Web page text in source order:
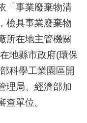
「事業廢棄物清
檢具事業廢棄物
所在地主管機關
地縣市政府(環保
科學工業園區開
理局、經濟部加
單位。